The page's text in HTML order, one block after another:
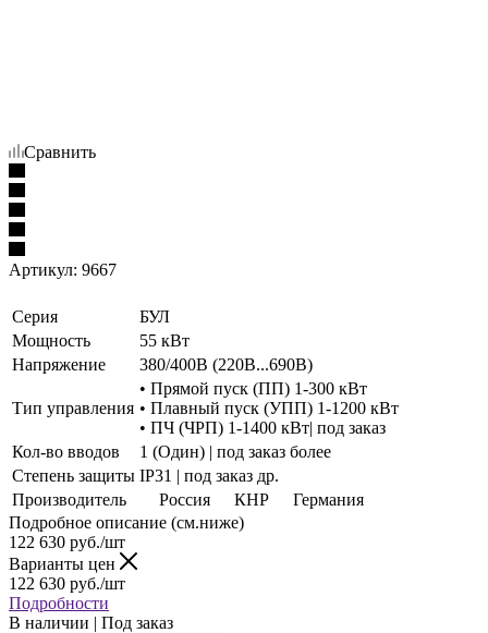
Сравнить
Артикул: 9667
Серия
БУЛ
Мощность
55 кВт
Напряжение
380/400В (220В...690В)
Тип управления
• Прямой пуск (ПП) 1-300 кВт
• Плавный пуск (УПП) 1-1200 кВт
• ПЧ (ЧРП) 1-1400 кВт| под заказ
Кол-во вводов
1 (Один) | под заказ более
Степень защиты IP31 | под заказ др.
Производитель
Россия КНР
Германия
Подробное описание (см.ниже)
122 630 руб./шт
Варианты цен
122 630 руб./шт
Подробности
В наличии | Под заказ